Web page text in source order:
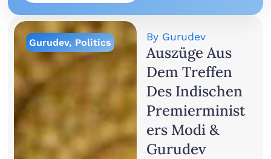
Gurudev, Politics By Gurudev
Auszüge Aus
Dem Treffen
Des Indischen
Premierminist
Ers Modi &
Gurudev